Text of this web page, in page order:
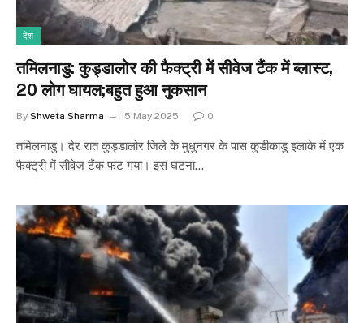
देश
तमिलनाडु: कुड्डालोर की फैक्ट्री में सीवेज टैंक में ब्लास्ट,
20 लोग घायल;बहुत हुआ नुकसान
By Shweta Sharma 15 May 2025 0
तमिलनाडु। देर रात कुड्डालोर जिले के मुधुनगर के पास कुडीकाडु इलाके में एक
फैक्ट्री में सीवेज टैंक फट गया। इस घटना…